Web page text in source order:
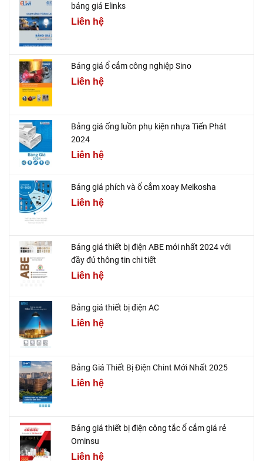
bảng giá Elinks
Liên hệ
Bảng giá ổ cắm công nghiệp Sino
Liên hệ
Bảng giá ống luồn phụ kiện nhựa Tiến Phát
2024
Liên hệ
Bảng giá phích và ổ cắm xoay Meikosha
Liên hệ
Bảng giá thiết bị điện ABE mới nhất 2024 với
đầy đủ thông tin chi tiết
Liên hệ
Bảng giá thiết bị điện AC
Liên hệ
Bảng Giá Thiết Bị Điện Chint Mới Nhất 2025
Liên hệ
Bảng giá thiết bị điện công tắc ổ cắm giá rẻ
Ominsu
Liên hệ